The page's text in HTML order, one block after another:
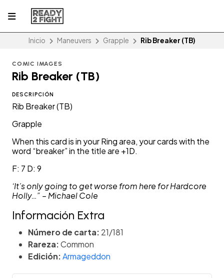
Inicio Maneuvers Grapple Rib Breaker (TB)
COMIC IMAGES
Rib Breaker (TB)
DESCRIPCIÓN
Rib Breaker (TB)
Grapple
When this card is in your Ring area, your cards with the
word “breaker” in the title are +1D.
F: 7 D: 9
‘It’s only going to get worse from here for Hardcore
Holly…” – Michael Cole
Información Extra
Número de carta: 21/181
Rareza:Common
Edición:Armageddon